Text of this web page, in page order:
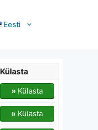
Eesti
Külasta
»Külasta
»Külasta